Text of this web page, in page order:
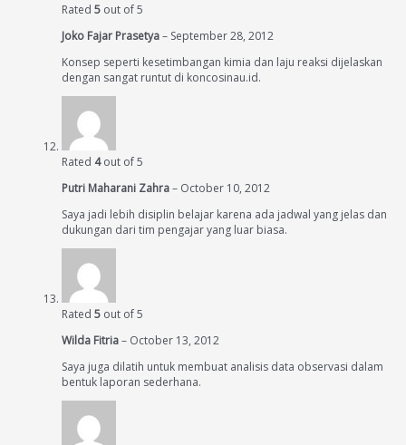
Rated 5 out of 5
Joko Fajar Prasetya– September 28, 2012
Konsep seperti kesetimbangan kimia dan laju reaksi dijelaskan
dengan sangat runtut di koncosinau.id.
Rated 4out of 5
Putri Maharani Zahra– October 10, 2012
Saya jadi lebih disiplin belajar karena ada jadwal yang jelas dan
dukungan dari tim pengajar yang luar biasa.
Rated 5 out of 5
Wilda Fitria– October 13, 2012
Saya juga dilatih untuk membuat analisis data observasi dalam
bentuk laporan sederhana.